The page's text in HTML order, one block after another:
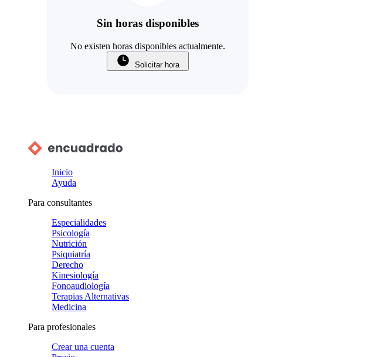
Sin horas disponibles
No existen horas disponibles actualmente.
Solicitar hora
Inicio
Ayuda
Para consultantes
Especialidades
Psicología
Nutrición
Psiquiatría
Derecho
Kinesiología
Fonoaudiología
Terapias Alternativas
Medicina
Para profesionales
Crear una cuenta